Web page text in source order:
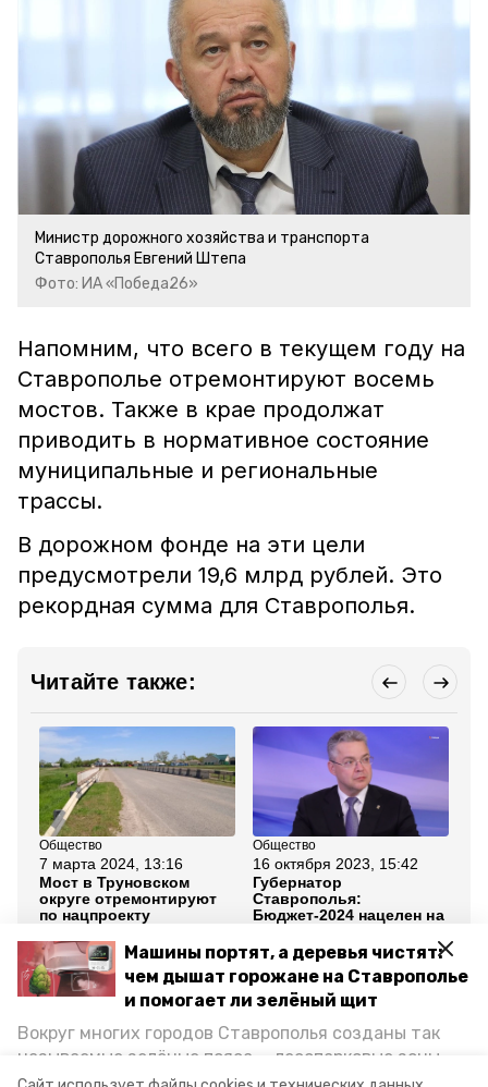
Машины портят, а деревья чистят:
чем дышат горожане на Ставрополье
и помогает ли зелёный щит
Вокруг многих городов Ставрополья созданы так
называемые зелёные пояса — лесопарковые зоны,
снижающие негативное воздействие выхлопных
Министр дорожного хозяйства и транспорта
Ставрополья Евгений Штепа
Фото: ИА «Победа26»
Напомним, что всего в текущем году на
Ставрополье отремонтируют восемь
мостов. Также в крае продолжат
приводить в нормативное состояние
муниципальные и региональные
трассы.
В дорожном фонде на эти цели
предусмотрели 19,6 млрд рублей. Это
рекордная сумма для Ставрополья.
Читайте также:
Общество
7 марта 2024, 13:16
Мост в Труновском
округе отремонтируют
по нацпроекту
Общество
16 октября 2023, 15:42
Губернатор
Ставрополья:
Бюджет-2024 нацелен на
сферы
Все новости